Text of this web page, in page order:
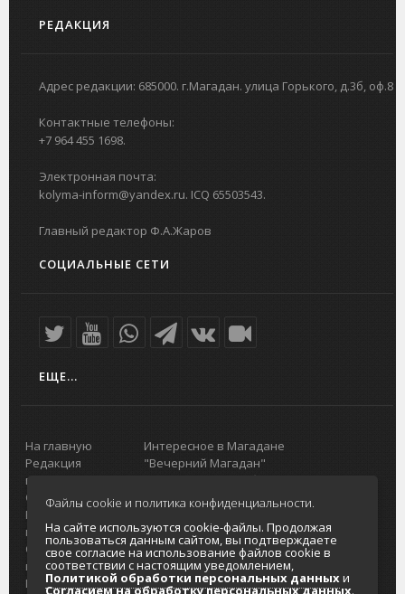
РЕДАКЦИЯ
Адрес редакции: 685000. г.Магадан. улица Горького, д.3б, оф.8
Контактные телефоны:
+7 964 455 1698.
Электронная почта:
kolyma-inform@yandex.ru. ICQ 65503543.
Главный редактор Ф.А.Жаров
СОЦИАЛЬНЫЕ СЕТИ
ЕЩЕ...
На главную
Редакция
портала
О проекте
Реклама на
портале
Отзывы и
предложения
Интернет-
Интересное в Магадане
"Вечерний Магадан"
Городская доска объявлений
Реклама
Главный туристический портал
Колымы
Политика в отношении обработки
персональных данных
Согласие на обработку персональных
Файлы cookie и политика конфиденциальности.
На сайте используются cookie-файлы. Продолжая
пользоваться данным сайтом, вы подтверждаете
свое согласие на использование файлов cookie в
соответствии с настоящим уведомлением,
Политикой обработки персональных данныхи
Согласием на обработку персональных данных.